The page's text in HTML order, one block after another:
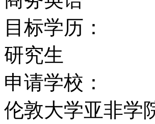
与非洲语言）
学研究方法、
基督教与亚洲
体与与文化研
目标学历：
研究生
申请学校：
伦敦大学亚非学